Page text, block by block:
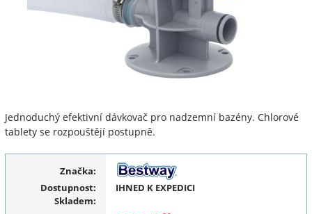
Jednoduchý efektivní dávkovač pro nadzemní bazény. Chlorové
tablety se rozpouštějí postupně.
Značka:
Dostupnost:
IHNED K EXPEDICI
Skladem: